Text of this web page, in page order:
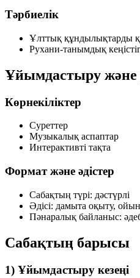
Тәрбиелік
Ұлттық құндылықтарды
Рухани-танымдық
Ұйымдастыру және
Көрнекіліктер
Суреттер
Музыкалық аспаптар
Интерактивті тақта
Формат және әдістер
Сабақтың түрі: дәстүрлі
Әдісі: дамыта оқыту,
Пәнаралық байланыс:
Сабақтың барысы
1) Ұйымдастыру кезеңі